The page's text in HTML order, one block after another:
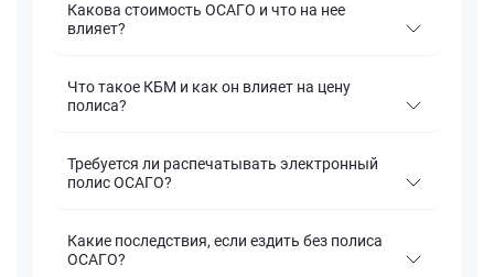
Какова стоимость ОСАГО и что на нее
влияет?
Что такое КБМ и как он влияет на цену
полиса?
Требуется ли распечатывать электронный
полис ОСАГО?
Какие последствия, если ездить без полиса
ОСАГО?